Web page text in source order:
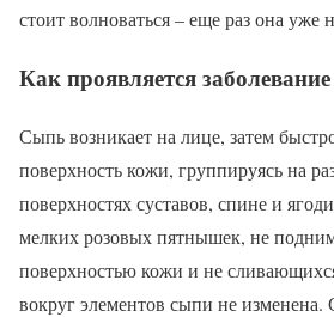
стоит волноваться – еще раз она уже
Как проявляется
Сыпь возникает на лице, затем
поверхность кожи, группируясь на
поверхностях суставов, спине и
мелких розовых пятнышек, не
поверхностью кожи и не
вокруг элементов сыпи не